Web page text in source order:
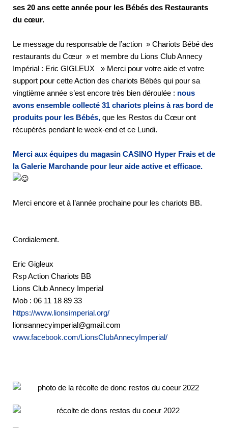
ses 20 ans cette année pour les Bébés des Restaurants
du cœur.
Le message du responsable de l’action » Chariots Bébé des
restaurants du Cœur » et membre du Lions Club Annecy
Impérial : Eric GIGLEUX » Merci pour votre aide et votre
support pour cette Action des chariots Bébés qui pour sa
vingtième année s’est encore très bien déroulée : nous
avons ensemble collecté 31 chariots pleins à ras bord de
produits pour les Bébés, que les Restos du Cœur ont
récupérés pendant le week-end et ce Lundi.
Merci aux équipes du magasin CASINO Hyper Frais et de
la Galerie Marchande pour leur aide active et efficace.
Merci encore et à l’année prochaine pour les chariots BB.
Cordialement.
Eric Gigleux
Rsp Action Chariots BB
Lions Club Annecy Imperial
Mob : 06 11 18 89 33
https://www.lionsimperial.org/
lionsannecyimperial@gmail.com
www.facebook.com/LionsClubAnnecyImperial/